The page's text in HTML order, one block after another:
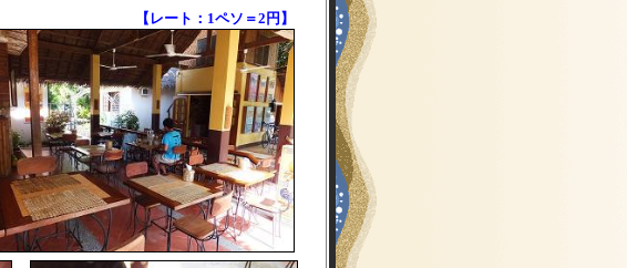
【レート：1ペソ＝2円】